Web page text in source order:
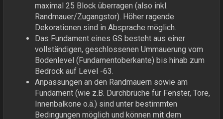
maximal 25 Block überragen (also inkl.
Randmauer/Zugangstor). Höher ragende
Dekorationen sind in Absprache möglich.
Das Fundament eines GS besteht aus einer
vollständigen, geschlossenen Ummauerung vom
Bodenlevel (Fundamentoberkante) bis hinab zum
Bedrock auf Level -63.
Anpassungen an den Randmauern sowie am
Fundament (wie z.B. Durchbrüche für Fenster, Tore,
Innenbalkone o.ä.) sind unter bestimmten
Bedingungen möglich und können mit dem